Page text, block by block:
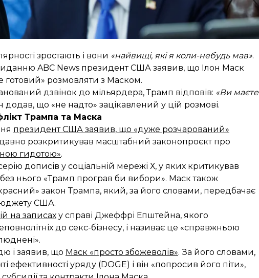
зростають і вони «найвищі, які я коли-небудь мав».
ABC News президент США заявив, що Ілон Маск
готовий» розмовляти з Маском.
дзвінок до мільярдера, Трамп відповів: «Ви маєте
додав, що «не надто» зацікавлений у цій розмові.
Трампа та Маска
президент США заявив, що «дуже розчарований»
розкритикував масштабний законопроєкт про
гидотою».
дописів у соціальній мережі Х, у яких критикував
нього «Трамп програв би вибори». Маск також
закон Трампа, який, за його словами, передбачає
США.
на записах у справі Джеффрі Епштейна, якого
до секс-бізнесу, і називає це «справжньою
і заявив, що Маск «просто збожеволів». За його словами,
уряду (DOGE) і він «попросив його піти»,